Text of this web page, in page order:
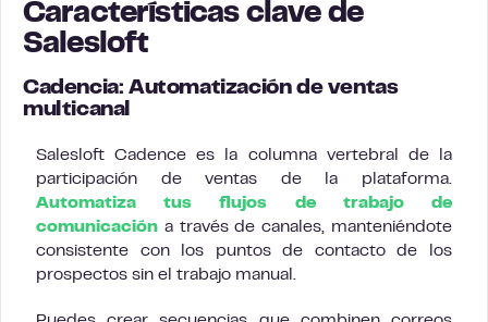
Características clave de
Salesloft
Cadencia: Automatización de ventas
multicanal
Salesloft Cadence es la columna vertebral de la
participación de ventas de la plataforma.
Automatiza tus flujos de trabajo de
comunicación a través de canales, manteniéndote
consistente con los puntos de contacto de los
prospectos sin el trabajo manual.